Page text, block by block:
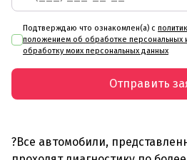
Подтверждаю что ознакомлен(а) с
положением об обработке персональных
обработку моих персональных данных
Отправить
?Все автомобили,